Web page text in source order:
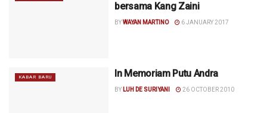
bersama Kang Zaini
BYWAYAN MARTINO 6 JANUARY 2017
KABAR BARU In Memoriam Putu Andra
BY LUH DE SURIYANI 26 OCTOBER 2010